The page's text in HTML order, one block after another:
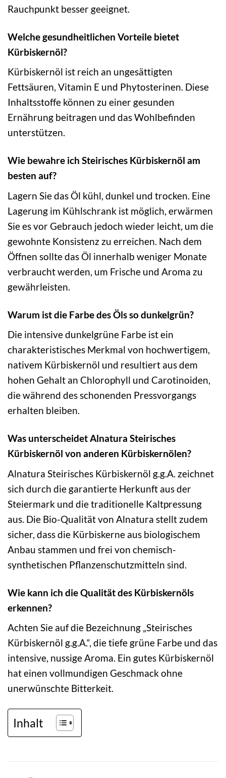
Rauchpunkt besser geeignet.
Welche gesundheitlichen Vorteile bietet
Kürbiskernöl?
Kürbiskernöl ist reich an ungesättigten
Fettsäuren, Vitamin E und Phytosterinen. Diese
Inhaltsstoffe können zu einer gesunden
Ernährung beitragen und das Wohlbefinden
unterstützen.
Wie bewahre ich Steirisches Kürbiskernöl am
besten auf?
Lagern Sie das Öl kühl, dunkel und trocken. Eine
Lagerung im Kühlschrank ist möglich, erwärmen
Sie es vor Gebrauch jedoch wieder leicht, um die
gewohnte Konsistenz zu erreichen. Nach dem
Öffnen sollte das Öl innerhalb weniger Monate
verbraucht werden, um Frische und Aroma zu
gewährleisten.
Warum ist die Farbe des Öls so dunkelgrün?
Die intensive dunkelgrüne Farbe ist ein
charakteristisches Merkmal von hochwertigem,
nativem Kürbiskernöl und resultiert aus dem
hohen Gehalt an Chlorophyll und Carotinoiden,
die während des schonenden Pressvorgangs
erhalten bleiben.
Was unterscheidet Alnatura Steirisches
Kürbiskernöl von anderen Kürbiskernölen?
Alnatura Steirisches Kürbiskernöl g.g.A. zeichnet
sich durch die garantierte Herkunft aus der
Steiermark und die traditionelle Kaltpressung
aus. Die Bio-Qualität von Alnatura stellt zudem
sicher, dass die Kürbiskerne aus biologischem
Anbau stammen und frei von chemisch-
synthetischen Pflanzenschutzmitteln sind.
Wie kann ich die Qualität des Kürbiskernöls
erkennen?
Achten Sie auf die Bezeichnung „Steirisches
Kürbiskernöl g.g.A.“, die tiefe grüne Farbe und das
intensive, nussige Aroma. Ein gutes Kürbiskernöl
hat einen vollmundigen Geschmack ohne
unerwünschte Bitterkeit.
Inhalt